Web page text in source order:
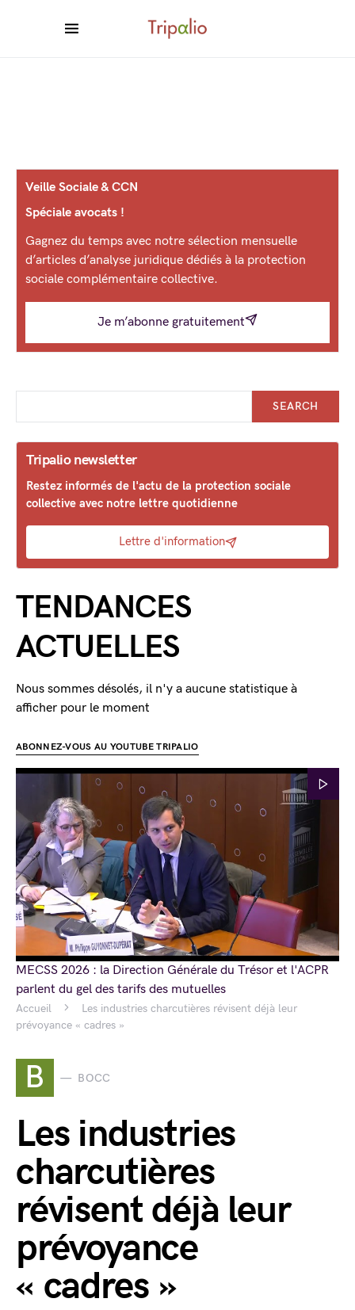
Accueil
Les industries charcutières révisent déjà leur
prévoyance « cadres »
B BOCC
Les industries
charcutières
révisent déjà leur
prévoyance
« cadres »
Veille Sociale & CCN
Spéciale avocats !
Gagnez du temps avec notre sélection mensuelle
d’articles d’analyse juridique dédiés à la protection
sociale complémentaire collective.
Je m’abonne gratuitement
SEARCH
Tripalio newsletter
Restez informés de l'actu de la protection sociale
collective avec notre lettre quotidienne
Lettre d'information
TENDANCES
ACTUELLES
Nous sommes désolés, il n'y a aucune statistique à
afficher pour le moment
ABONNEZ-VOUS AU YOUTUBE TRIPALIO
MECSS 2026 : la Direction Générale du Trésor et l'ACPR
parlent du gel des tarifs des mutuelles